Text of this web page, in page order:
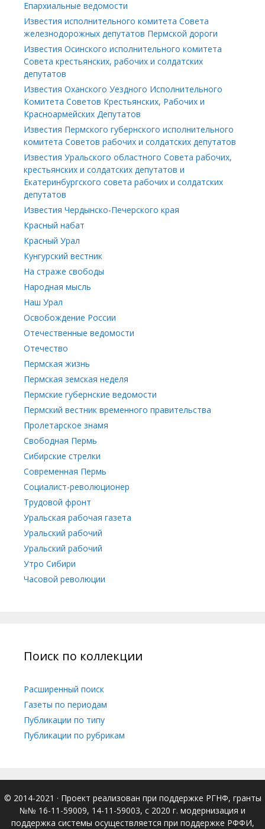
Епархиальные ведомости
Известия исполнительного комитета Совета
железнодорожных депутатов Пермской дороги
Известия Осинского исполнительного комитета
Совета крестьянских, рабочих и солдатских
депутатов
Известия Оханского Уездного Исполнительного
Комитета Советов Крестьянских, Рабочих и
Красноармейских Депутатов
Известия Пермского губернского исполнительного
комитета Советов рабочих и солдатских депутатов
Известия Уральского областного Совета рабочих,
крестьянских и солдатских депутатов и
Екатеринбургского совета рабочих и солдатских
депутатов
Известия Чердынско-Печерского края
Красный набат
Красный Урал
Кунгурский вестник
На страже свободы
Народная мысль
Наш Урал
Освобождение России
Отечественные ведомости
Отечество
Пермская жизнь
Пермская земская неделя
Пермские губернские ведомости
Пермский вестник временного правительства
Пролетарское знамя
Свободная Пермь
Сибирские стрелки
Современная Пермь
Социалист-революционер
Трудовой фронт
Уральская рабочая газета
Уральский рабочий
Уральский рабочий
Утро Сибири
Часовой революции
Поиск по коллекции
Расширенный поиск
Газеты по периодам
Публикации по типу
Публикации по рубрикам
© 2014-2021 · Проект реализован при поддержке РГНФ, гранты
№№ 16-11-59009, 14-11-59003, с 2020 г. модернизация и
поддержка системы осуществляется при поддержке РФФИ,